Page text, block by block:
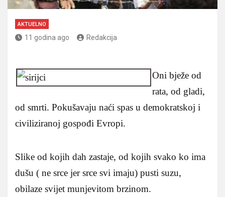
AKTUELNO
11 godina ago Redakcija
Oni bježe od
rata, od gladi,
od smrti. Pokušavaju naći spas u demokratskoj i
civiliziranoj gospođi Evropi.
Slike od kojih dah zastaje, od kojih svako ko ima
dušu ( ne srce jer srce svi imaju) pusti suzu,
obilaze svijet munjevitom brzinom.